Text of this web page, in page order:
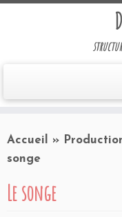
Accueil »
songe
Le songe